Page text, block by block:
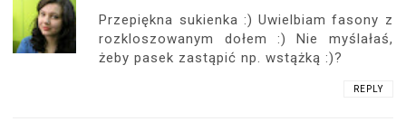
Przepiękna sukienka :) Uwielbiam fasony z
rozkloszowanym dołem :) Nie myślałaś,
żeby pasek zastąpić np. wstążką :)?
REPLY